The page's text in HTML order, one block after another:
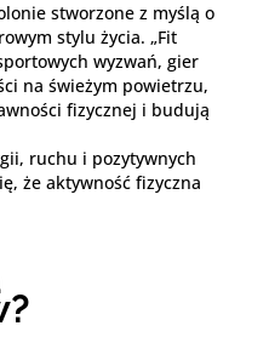
stworzone z myślą o
stylu życia. „Fit
wyzwań, gier
na świeżym powietrzu,
fizycznej i budują
ruchu i pozytywnych
że aktywność fizyczna